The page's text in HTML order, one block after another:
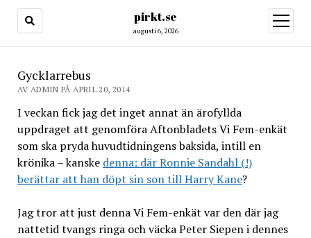
pirkt.se
augusti 6, 2026
öppna
meny
Gycklarrebus
AV ADMIN PÅ APRIL 20, 2014
I veckan fick jag det inget annat än ärofyllda
uppdraget att genomföra Aftonbladets Vi Fem-enkät
som ska pryda huvudtidningens baksida, intill en
krönika – kanske denna: där Ronnie Sandahl (!)
berättar att han döpt sin son till Harry Kane?
Jag tror att just denna Vi Fem-enkät var den där jag
nattetid tvangs ringa och väcka Peter Siepen i dennes